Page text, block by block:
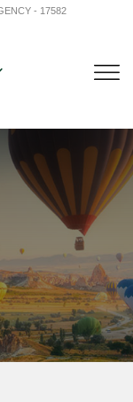
- 17582